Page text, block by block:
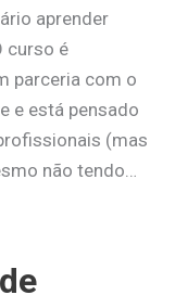
aprender
curso é
parceria com o
e está pensado
(mas
não tendo…